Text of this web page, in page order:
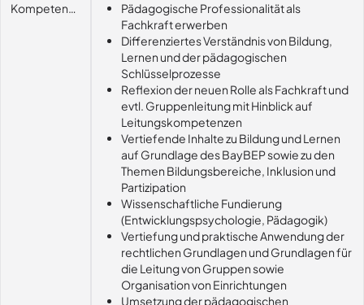
Kompetenzerwerb
Pädagogische Professionalität als
Fachkraft erwerben
Differenziertes Verständnis von Bildung,
Lernen und der pädagogischen
Schlüsselprozesse
Reflexion der neuen Rolle als Fachkraft und
evtl. Gruppenleitung mit Hinblick auf
Leitungskompetenzen
Vertiefende Inhalte zu Bildung und Lernen
auf Grundlage des BayBEP sowie zu den
Themen Bildungsbereiche, Inklusion und
Partizipation
Wissenschaftliche Fundierung
(Entwicklungspsychologie, Pädagogik)
Vertiefung und praktische Anwendung der
rechtlichen Grundlagen und Grundlagen für
die Leitung von Gruppen sowie
Organisation von Einrichtungen
Umsetzung der pädagogischen